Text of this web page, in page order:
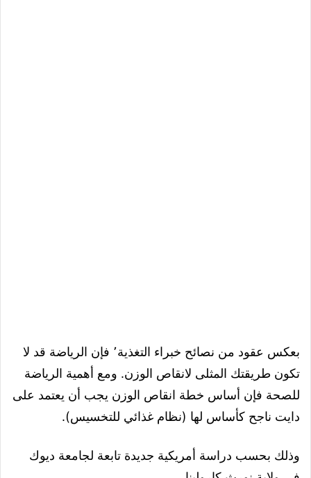
بعكس عقود من نصائح خبراء التغذية٬ فإن الرياضة قد لا
تكون طريقتك المثلى لانقاص الوزن. ومع أهمية الرياضة
للصحة فإن أساس خطة انقاص الوزن يجب أن يعتمد على
دايت ناجح كأساس لها (نظام غذائي للتخسيس).
وذلك بحسب دراسة أمريكية جديدة تابعة لجامعة ديوك